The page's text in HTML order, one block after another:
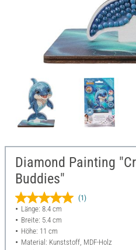
Diamond Painting
Buddies"
(1)
Länge: 8.4 cm
Breite: 5.4 cm
Höhe: 11 cm
Material: Kunststoff, MDF-Holz